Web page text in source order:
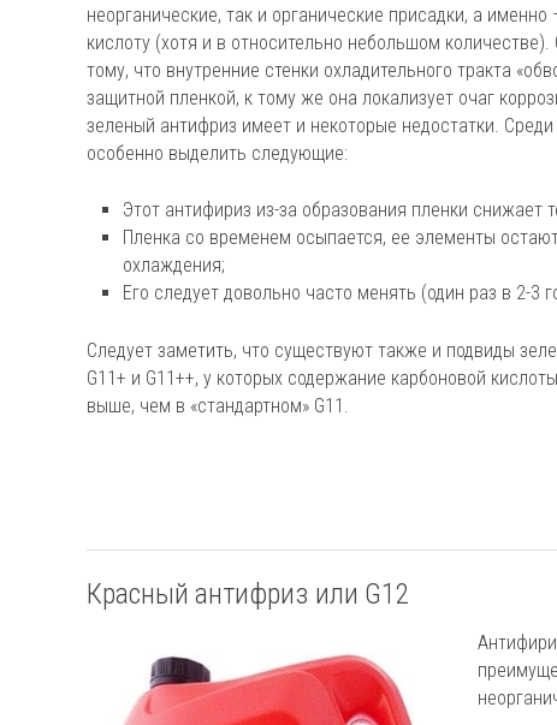
неорганические, так и органические присадки, а
кислоту (хотя и в относительно небольшом количестве).
тому, что внутренние стенки охладительного тракта
защитной пленкой, к тому же она локализует очаг
зеленый антифриз имеет и некоторые недостатки.
особенно выделить следующие:
Этот антифириз из-за образования пленки снижает
Пленка со временем осыпается, ее элементы
охлаждения;
Его следует довольно часто менять (один раз в 2-3
Следует заметить, что существуют также и подвиды
G11+ и G11++, у которых содержание карбоновой
выше, чем в «стандартном» G11.
Красный антифриз или G12